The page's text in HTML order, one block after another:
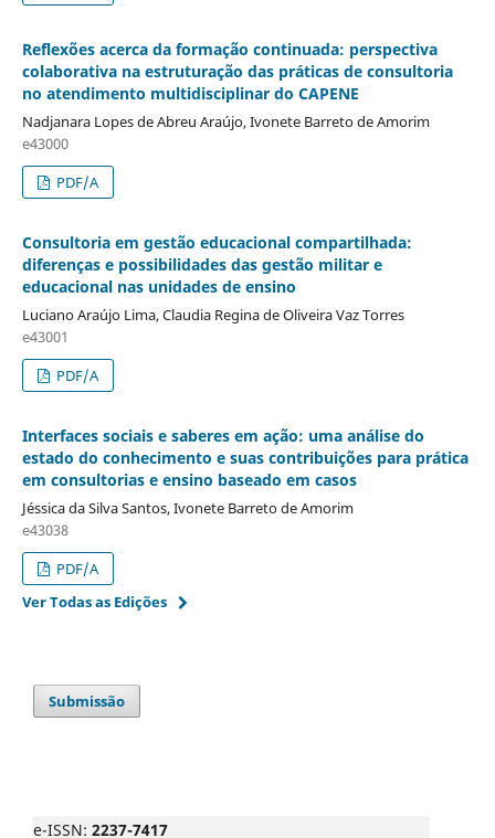
Reflexões acerca da formação continuada: perspectiva
colaborativa na estruturação das práticas de consultoria
no atendimento multidisciplinar do CAPENE
Nadjanara Lopes de Abreu Araújo, Ivonete Barreto de Amorim
e43000
PDF/A
Consultoria em gestão educacional compartilhada:
diferenças e possibilidades das gestão militar e
educacional nas unidades de ensino
Luciano Araújo Lima, Claudia Regina de Oliveira Vaz Torres
e43001
PDF/A
Interfaces sociais e saberes em ação: uma análise do
estado do conhecimento e suas contribuições para prática
em consultorias e ensino baseado em casos
Jéssica da Silva Santos, Ivonete Barreto de Amorim
e43038
PDF/A
Ver Todas as Edições
Submissão
e-ISSN: 2237-7417